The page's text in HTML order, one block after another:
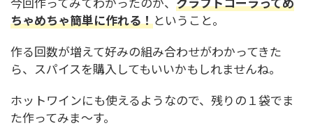
ちゃめちゃ簡単に作れる！ということ。
作る回数が増えて好みの組み合わせがわかってきた
ら、スパイスを購入してもいいかもしれませんね。
ホットワインにも使えるようなので、残りの１袋でま
た作ってみま～す。